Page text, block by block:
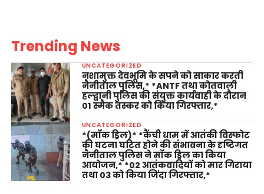
Trending News
UNCATEGORIZED
नशामुक्त देवभूमि के सपने को साकार करती
नैनीताल पुलिस,* *ANTF तथा कोतवाली
हल्द्वानी पुलिस की संयुक्त कार्यवाही के दौरान
01 स्मैक तस्कर को किया गिरफ्तार,*
UNCATEGORIZED
*(मॉक ड्रिल)* *कैंची धाम में आतंकी विस्फोट
की घटना घटित होने की संभावना के दृष्टिगत
नैनीताल पुलिस ने मॉक ड्रिल का किया
आयोजन,* *02 आतंकवादियों को मार गिराया
तथा 03 को किया जिंदा गिरफ्तार,*